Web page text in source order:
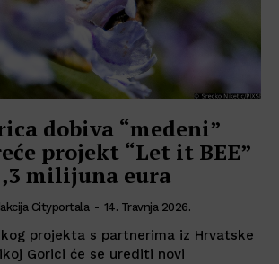
dobiva “medeni”
projekt “Let it BEE”
milijuna eura
Cityportala - 14. Travnja 2026.
projekta s partnerima iz Hrvatske
Gorici će se urediti novi